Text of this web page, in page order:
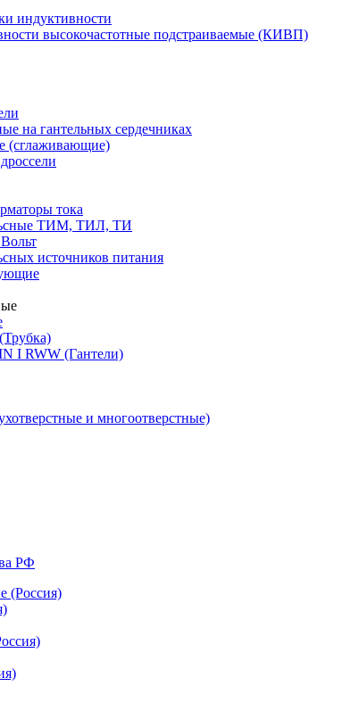
индуктивности
высокочастотные подстраиваемые (КИВП)
на гантельных сердечниках
(сглаживающие)
тока
ТИМ, ТИЛ, ТИ
источников питания
I RWW (Гантели)
и многоотверстные)
РФ
(Россия)